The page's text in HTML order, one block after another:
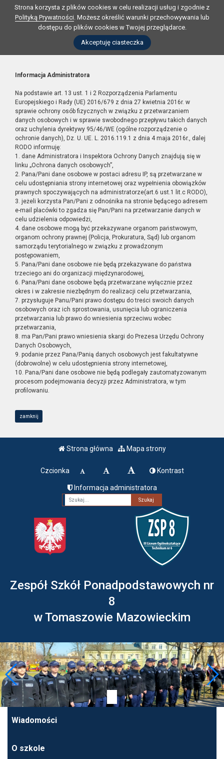
Strona korzysta z plików cookies w celu realizacji usług i zgodnie z
Polityką Prywatności. Możesz określić warunki przechowywania lub
dostępu do plików cookies w Twojej przeglądarce.
Akceptuję ciasteczka
Informacja Administratora
Na podstawie art. 13 ust. 1 i 2 Rozporządzenia Parlamentu
Europejskiego i Rady (UE) 2016/679 z dnia 27 kwietnia 2016r. w
sprawie ochrony osób fizycznych w związku z przetwarzaniem
danych osobowych i w sprawie swobodnego przepływu takich danych
oraz uchylenia dyrektywy 95/46/WE (ogólne rozporządzenie o
ochronie danych), Dz. U. UE. L. 2016.119.1 z dnia 4 maja 2016r., dalej
RODO informuję:
1. dane Administratora i Inspektora Ochrony Danych znajdują się w
linku „Ochrona danych osobowych”,
2. Pana/Pani dane osobowe w postaci adresu IP, są przetwarzane w
celu udostępniania strony internetowej oraz wypełnienia obowiązków
prawnych spoczywających na administratorze(art.6 ust.1 lit.c RODO),
3. jeżeli korzysta Pan/Pani z odnośnika na stronie będącego adresem
e-mail placówki to zgadza się Pan/Pani na przetwarzanie danych w
celu udzielenia odpowiedzi,
4. dane osobowe mogą być przekazywane organom państwowym,
organom ochrony prawnej (Policja, Prokuratura, Sąd) lub organom
samorządu terytorialnego w związku z prowadzonym
postępowaniem,
5. Pana/Pani dane osobowe nie będą przekazywane do państwa
trzeciego ani do organizacji międzynarodowej,
6. Pana/Pani dane osobowe będą przetwarzane wyłącznie przez
okres i w zakresie niezbędnym do realizacji celu przetwarzania,
7. przysługuje Panu/Pani prawo dostępu do treści swoich danych
osobowych oraz ich sprostowania, usunięcia lub ograniczenia
przetwarzania lub prawo do wniesienia sprzeciwu wobec
przetwarzania,
8. ma Pan/Pani prawo wniesienia skargi do Prezesa Urzędu Ochrony
Danych Osobowych,
9. podanie przez Pana/Panią danych osobowych jest fakultatywne
(dobrowolne) w celu udostępnienia strony internetowej,
10. Pana/Pani dane osobowe nie będą podlegały zautomatyzowanym
procesom podejmowania decyzji przez Administratora, w tym
profilowaniu.
zamknij
Strona główna Mapa strony
Czcionka Kontrast
Informacja administratora
Fraza
Zespół Szkół Ponadpodstawowych nr
8
w Tomaszowie Mazowieckim
Wiadomości
O szkole